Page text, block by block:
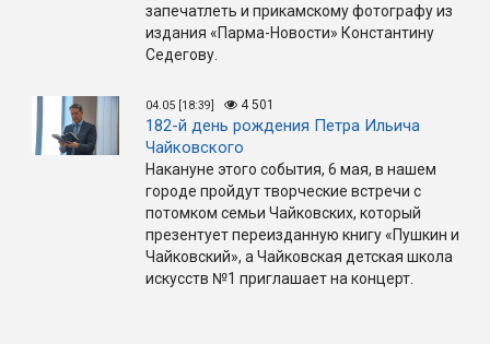
запечатлеть и прикамскому фотографу из
издания «Парма-Новости» Константину
Седегову.
04.05 [18:39] 4 501
182-й день рождения Петра Ильича
Чайковского
Накануне этого события, 6 мая, в нашем
городе пройдут творческие встречи с
потомком семьи Чайковских, который
презентует переизданную книгу «Пушкин и
Чайковский», а Чайковская детская школа
искусств №1 приглашает на концерт.